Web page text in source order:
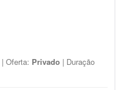
| Oferta: Privado | Duração